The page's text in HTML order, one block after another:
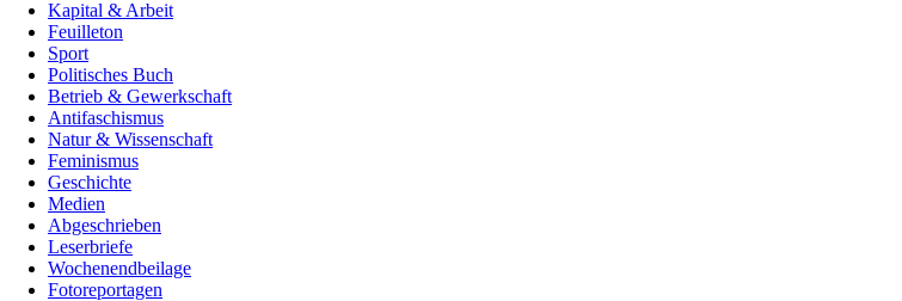
Kapital & Arbeit
Feuilleton
Sport
Politisches Buch
Betrieb & Gewerkschaft
Antifaschismus
Natur & Wissenschaft
Feminismus
Geschichte
Medien
Abgeschrieben
Leserbriefe
Wochenendbeilage
Fotoreportagen